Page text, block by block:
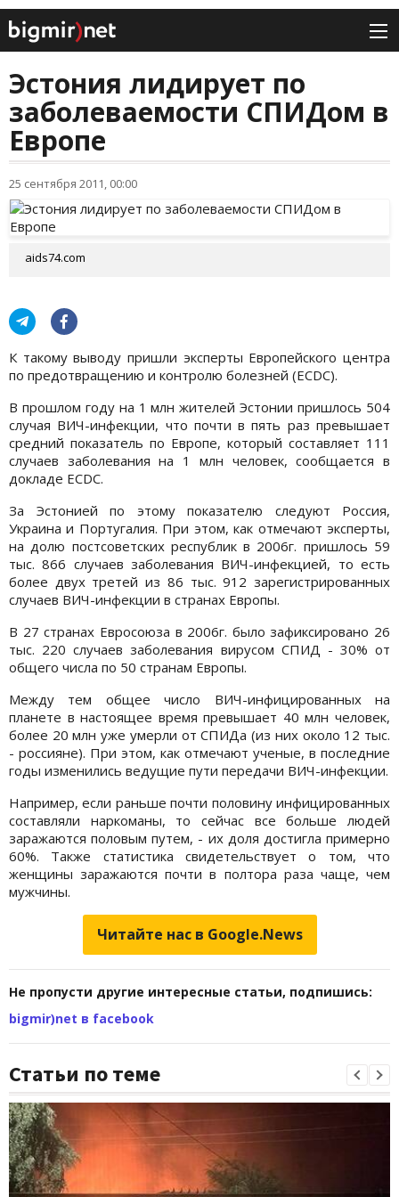
Эстония лидирует по
заболеваемости СПИДом в
Европе
25 сентября 2011, 00:00
aids74.com
К такому выводу пришли эксперты Европейского центра
по предотвращению и контролю болезней (ECDC).
В прошлом году на 1 млн жителей Эстонии пришлось 504
случая ВИЧ-инфекции, что почти в пять раз превышает
средний показатель по Европе, который составляет 111
случаев заболевания на 1 млн человек, сообщается в
докладе ECDC.
За Эстонией по этому показателю следуют Россия,
Украина и Португалия. При этом, как отмечают эксперты,
на долю постсоветских республик в 2006г. пришлось 59
тыс. 866 случаев заболевания ВИЧ-инфекцией, то есть
более двух третей из 86 тыс. 912 зарегистрированных
случаев ВИЧ-инфекции в странах Европы.
В 27 странах Евросоюза в 2006г. было зафиксировано 26
тыс. 220 случаев заболевания вирусом СПИД - 30% от
общего числа по 50 странам Европы.
Между тем общее число ВИЧ-инфицированных на
планете в настоящее время превышает 40 млн человек,
более 20 млн уже умерли от СПИДа (из них около 12 тыс.
- россияне). При этом, как отмечают ученые, в последние
годы изменились ведущие пути передачи ВИЧ-инфекции.
Например, если раньше почти половину инфицированных
составляли наркоманы, то сейчас все больше людей
заражаются половым путем, - их доля достигла примерно
60%. Также статистика свидетельствует о том, что
женщины заражаются почти в полтора раза чаще, чем
мужчины.
Читайте нас в Google.News
Не пропусти другие интересные статьи, подпишись:
bigmir)net в facebook
Статьи по теме